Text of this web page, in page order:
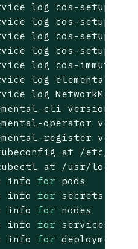
log cos-setup-
log cos-setup-
log cos-setup-
log cos-setup-
log cos-
log elemental
log NetworkManager
cli version
operator version
register version
at /etc/
at /usr/local
info for pods
info for secrets
info for nodes
info for services
info for deployments